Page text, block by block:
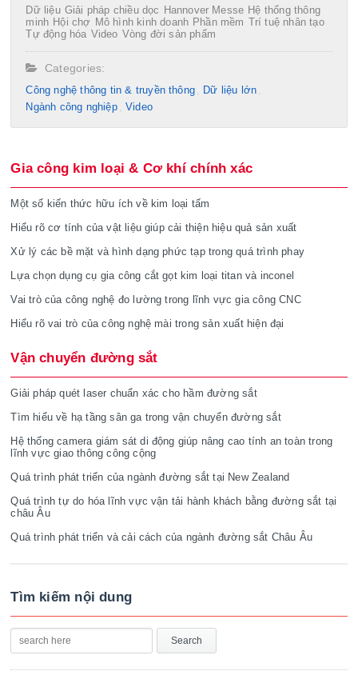
Dữ liệu Giải pháp chiều dọc Hannover Messe Hệ thống thông
minh Hội chợ Mô hình kinh doanh Phần mềm Trí tuệ nhân tạo
Tự động hóa Video Vòng đời sản phẩm
Categories:
Công nghệ thông tin & truyền thông
Dữ liệu lớn
Ngành công nghiệp
Video
Gia công kim loại & Cơ khí chính xác
Một số kiến thức hữu ích về kim loại tấm
Hiểu rõ cơ tính của vật liệu giúp cải thiện hiệu quả sản xuất
Xử lý các bề mặt và hình dạng phức tạp trong quá trình phay
Lựa chọn dụng cụ gia công cắt gọt kim loại titan và inconel
Vai trò của công nghệ đo lường trong lĩnh vực gia công CNC
Hiểu rõ vai trò của công nghệ mài trong sản xuất hiện đại
Vận chuyển đường sắt
Giải pháp quét laser chuẩn xác cho hầm đường sắt
Tìm hiểu về hạ tầng sân ga trong vận chuyển đường sắt
Hệ thống camera giám sát di động giúp nâng cao tính an toàn trong
lĩnh vực giao thông công cộng
Quá trình phát triển của ngành đường sắt tại New Zealand
Quá trình tự do hóa lĩnh vực vận tải hành khách bằng đường sắt tại
châu Âu
Quá trình phát triển và cải cách của ngành đường sắt Châu Âu
Tìm kiếm nội dung